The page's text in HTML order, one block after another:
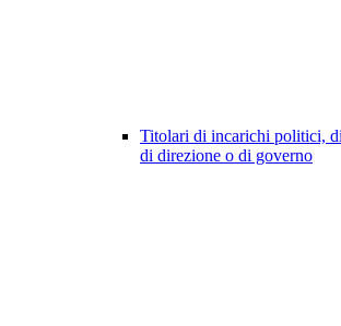
Titolari di incarichi politici,
di direzione o di governo